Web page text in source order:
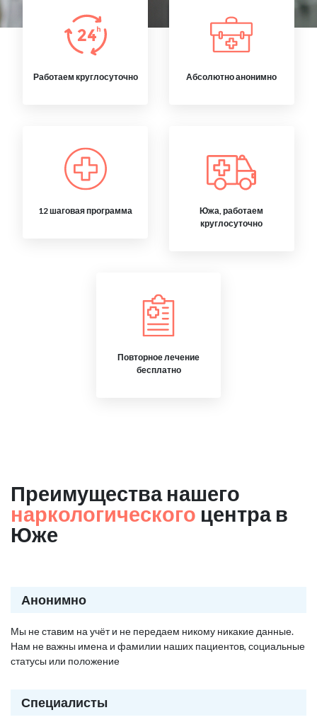
Работаем круглосуточно Абсолютно анонимно
12 шаговая программа
Южа, работаем
круглосуточно
Повторное лечение
бесплатно
Преимущества нашего
наркологического центра в
Юже
Анонимно
Мы не ставим на учёт и не передаем никому никакие данные.
Нам не важны имена и фамилии наших пациентов, социальные
статусы или положение
Специалисты